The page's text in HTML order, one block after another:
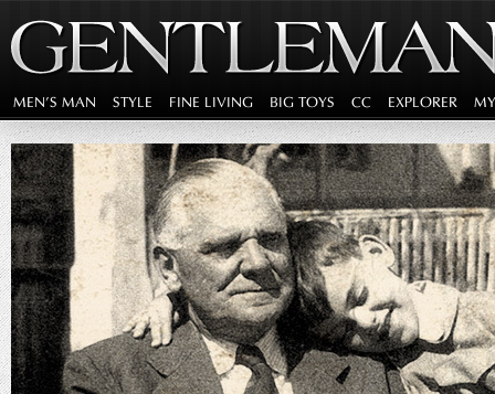
MEN'S MAN STYLE FINE LIVING BIG TOYS CC EXPLORER